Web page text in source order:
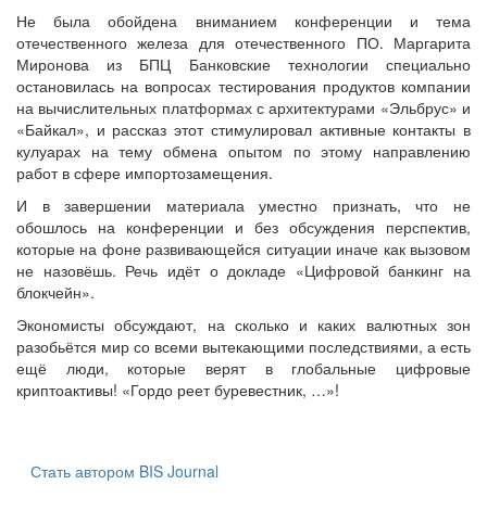
Не была обойдена вниманием конференции и тема
отечественного железа для отечественного ПО. Маргарита
Миронова из БПЦ Банковские технологии специально
остановилась на вопросах тестирования продуктов компании
на вычислительных платформах с архитектурами «Эльбрус» и
«Байкал», и рассказ этот стимулировал активные контакты в
кулуарах на тему обмена опытом по этому направлению
работ в сфере импортозамещения.
И в завершении материала уместно признать, что не
обошлось на конференции и без обсуждения перспектив,
которые на фоне развивающейся ситуации иначе как вызовом
не назовёшь. Речь идёт о докладе «Цифровой банкинг на
блокчейн».
Экономисты обсуждают, на сколько и каких валютных зон
разобьётся мир со всеми вытекающими последствиями, а есть
ещё люди, которые верят в глобальные цифровые
криптоактивы! «Гордо реет буревестник, …»!
Стать автором BIS Journal